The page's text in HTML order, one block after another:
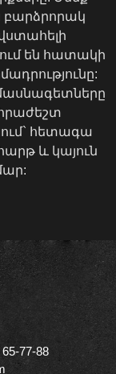
են հատակի
հետագա
և կայուն
77-88